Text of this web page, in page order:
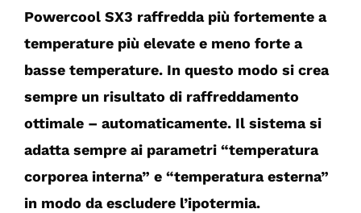
Powercool SX3 raffredda più fortemente a
temperature più elevate e meno forte a
basse temperature. In questo modo si crea
sempre un risultato di raffreddamento
ottimale – automaticamente. Il sistema si
adatta sempre ai parametri “temperatura
corporea interna” e “temperatura esterna”
in modo da escludere l’ipotermia.